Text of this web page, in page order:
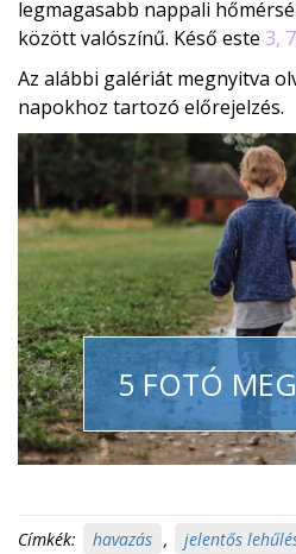
legmagasabb nappali
között valószínű. Késő este 3, 7
Az alábbi galériát megnyitva
napokhoz tartozó előrejelzés.
5 FOTÓ
Címkék: havazás , jelentős